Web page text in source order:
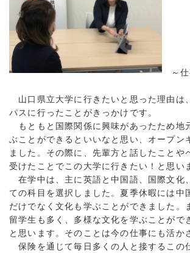
～仕
山口県立大学に行きたいと思った理由は
パスに行ったことがきっかけです。
もともと国際関係に興味があったため地
ぶことができるといいなと思い、オープン
ました。その際に、先輩方と話したことや
受けたことでこの大学に行きたい！と思い
在学中は、主に英語と中国語、国際文化
ての科目を選択しました。夏季休暇には中
だけでなく文化も学ぶことができました。
留学生も多く、多様な文化を学ぶことがで
と思います。そのことは今の仕事にも活か
保険を通じて毎日多くの人と接するこの